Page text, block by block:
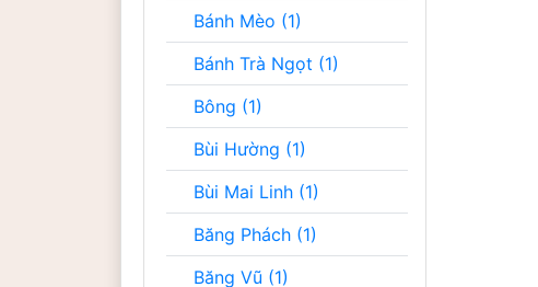
Bánh Mèo (1)
Bánh Trà Ngọt (1)
Bông (1)
Bùi Hường (1)
Bùi Mai Linh (1)
Băng Phách (1)
Băng Vũ (1)